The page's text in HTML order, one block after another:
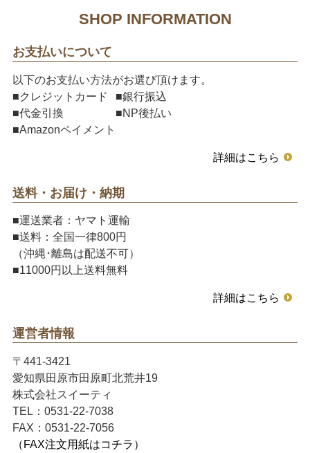
SHOP INFORMATION
お支払いについて
以下のお支払い方法がお選び頂けます。
■クレジットカード
■銀行振込
■代金引換
■NP後払い
■Amazonペイメント
詳細はこちら
送料・お届け・納期
■運送業者：ヤマト運輸
■送料：全国一律800円
（沖縄･離島は配送不可）
■11000円以上送料無料
詳細はこちら
運営者情報
〒441-3421
愛知県田原市田原町北荒井19
株式会社スイーティ
TEL：0531-22-7038
FAX：0531-22-7056
（FAX注文用紙はコチラ）